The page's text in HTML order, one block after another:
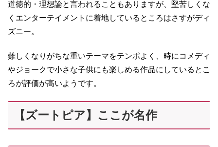
道徳的・理想論と言われることもありますが、堅苦しくな
くエンターテイメントに着地しているところはさすがディ
ズニー。
難しくなりがちな重いテーマをテンポよく、時にコメディ
やジョークで小さな子供にも楽しめる作品にしているとこ
ろが評価が高いようです。
【ズートピア】ここが名作